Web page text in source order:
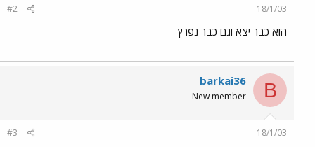
18/1/03
#2
הוא כבר יצא וגם כבר נפרץ
B
barkai36
New member
18/1/03
#3